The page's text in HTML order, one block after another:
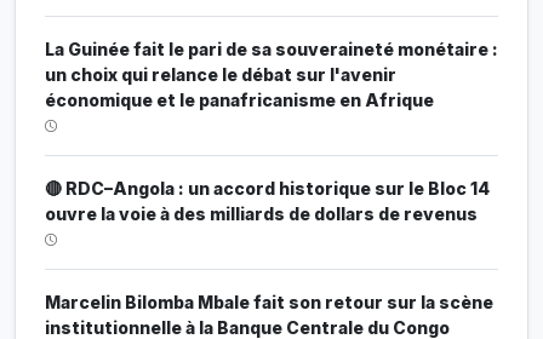
La Guinée fait le pari de sa souveraineté monétaire :
un choix qui relance le débat sur l'avenir
économique et le panafricanisme en Afrique
🔴 RDC–Angola : un accord historique sur le Bloc 14
ouvre la voie à des milliards de dollars de revenus
Marcelin Bilomba Mbale fait son retour sur la scène
institutionnelle à la Banque Centrale du Congo